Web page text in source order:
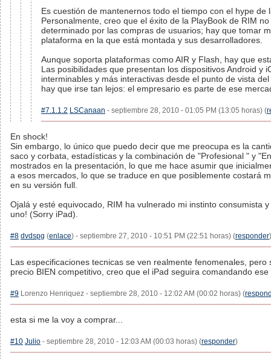
Es cuestión de mantenernos todo el tiempo con el hype de
Personalmente, creo que el éxito de la PlayBook de RIM
determinado por las compras de usuarios; hay que tomar
plataforma en la que está montada y sus desarrolladores.
Aunque soporta plataformas como AIR y Flash, hay que
Las posibilidades que presentan los dispositivos Android y
interminables y más interactivas desde el punto de vista
hay que irse tan lejos: el empresario es parte de ese
#7.1.1.2 LSCanaan - septiembre 28, 2010 - 01:05 PM (13:05 horas) (
En shock!
Sin embargo, lo único que puedo decir que me preocupa es la
saco y corbata, estadísticas y la combinación de "Profesional " y
mostrados en la presentación, lo que me hace asumir que
a esos mercados, lo que se traduce en que posiblemente costará
en su versión full.
Ojalá y esté equivocado, RIM ha vulnerado mi instinto consumista
uno! (Sorry iPad).
#8 dvdspg (enlace) - septiembre 27, 2010 - 10:51 PM (22:51 horas) (responder)
Las especificaciones tecnicas se ven realmente fenomenales, pero
precio BIEN competitivo, creo que el iPad seguira comandando ese
#9 Lorenzo Henriquez - septiembre 28, 2010 - 12:02 AM (00:02 horas) (
esta si me la voy a comprar...
#10 Julio - septiembre 28, 2010 - 12:03 AM (00:03 horas) (responder)